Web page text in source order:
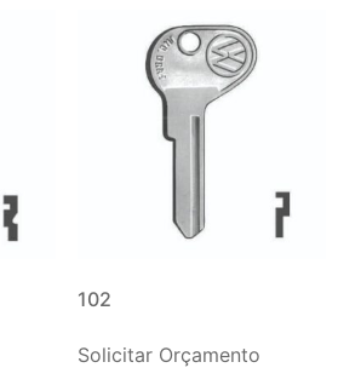
102
Solicitar Orçamento